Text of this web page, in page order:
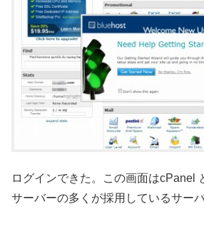
ログインできた。この画面はcPanel
サーバーの多くが採用しているサー